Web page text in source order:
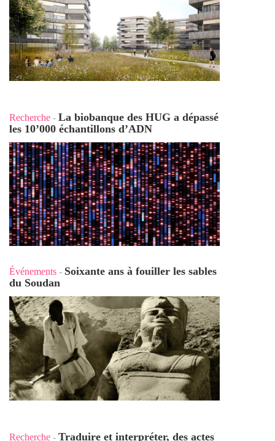
Recherche - La biobanque des HUG a dépassé
les 10’000 échantillons d’ADN
Événements - Soixante ans à fouiller les sables
du Soudan
Recherche - Traduire et interpréter, des actes